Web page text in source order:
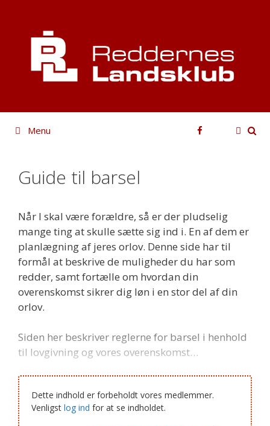
indhold
Facebook
Menu
Guide til barsel
Når I skal være forældre, så er der pludselig
mange ting at skulle sætte sig ind i. En af dem er
planlægning af jeres orlov. Denne side har til
formål at beskrive de muligheder du har som
redder, samt fortælle om hvordan din
overenskomst sikrer dig løn i en stor del af din
orlov.
Siden her beskriver reglerne for barsel i henhold
til lovgivning og vores overenskomst…
Dette indhold er forbeholdt vores medlemmer.
Venligst log ind for at se indholdet.